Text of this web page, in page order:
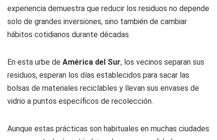
experiencia demuestra que reducir los residuos no depende
solo de grandes inversiones, sino también de cambiar
hábitos cotidianos durante décadas.
En esta urbe de América del Sur, los vecinos separan sus
residuos, esperan los días establecidos para sacar las
bolsas de materiales reciclables y llevan sus envases de
vidrio a puntos específicos de recolección.
Aunque estas prácticas son habituales en muchas ciudades